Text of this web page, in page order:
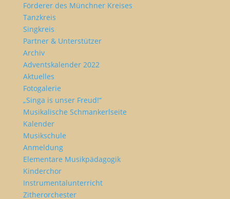
Förderer des Münchner Kreises
Tanzkreis
Singkreis
Partner & Unterstützer
Archiv
Adventskalender 2022
Aktuelles
Fotogalerie
„Singa is unser Freud!“
Musikalische Schmankerlseite
Kalender
Musikschule
Anmeldung
Elementare Musikpädagogik
Kinderchor
Instrumentalunterricht
Zitherorchester